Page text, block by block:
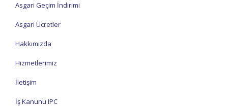
Asgari Geçim İndirimi
Asgari Ücretler
Hakkımızda
Hizmetlerimiz
İletişim
İş Kanunu IPC